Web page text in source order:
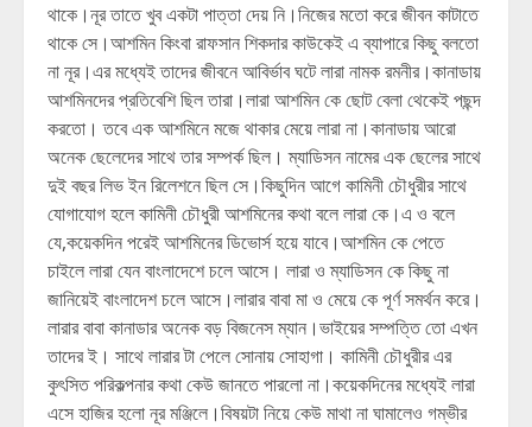
থাকে।নূর তাতে খুব একটা পাত্তা দেয় নি।নিজের মতো করে জীবন কাটাতে
থাকে সে।আশমিন কিংবা রাফসান শিকদার কাউকেই এ ব্যাপারে কিছু বলতো
না নূর।এর মধ্যেই তাদের জীবনে আবির্ভাব ঘটে লারা নামক রমনীর।কানাডায়
আশমিনদের প্রতিবেশি ছিল তারা।লারা আশমিন কে ছোট বেলা থেকেই পছন্দ
করতো। তবে এক আশমিনে মজে থাকার মেয়ে লারা না।কানাডায় আরো
অনেক ছেলেদের সাথে তার সম্পর্ক ছিল। ম্যাডিসন নামের এক ছেলের সাথে
দুই বছর লিভ ইন রিলেশনে ছিল সে।কিছুদিন আগে কামিনী চৌধুরীর সাথে
যোগাযোগ হলে কামিনী চৌধুরী আশমিনের কথা বলে লারা কে।এ ও বলে
যে,কয়েকদিন পরেই আশমিনের ডিভোর্স হয়ে যাবে।আশমিন কে পেতে
চাইলে লারা যেন বাংলাদেশে চলে আসে। লারা ও ম্যাডিসন কে কিছু না
জানিয়েই বাংলাদেশ চলে আসে।লারার বাবা মা ও মেয়ে কে পূর্ণ সমর্থন করে।
লারার বাবা কানাডার অনেক বড় বিজনেস ম্যান।ভাইয়ের সম্পত্তি তো এখন
তাদের ই। সাথে লারার টা পেলে সোনায় সোহাগা। কামিনী চৌধুরীর এর
কুৎসিত পরিকল্পনার কথা কেউ জানতে পারলো না।কয়েকদিনের মধ্যেই লারা
এসে হাজির হলো নূর মঞ্জিলে।বিষয়টা নিয়ে কেউ মাথা না ঘামালেও গম্ভীর